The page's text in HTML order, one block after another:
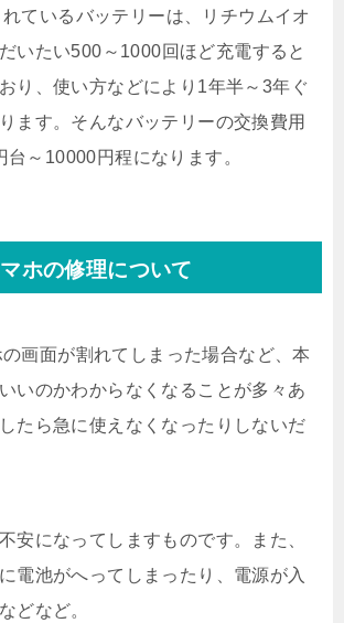
ているバッテリーは、リチウムイオ
いたい500～1000回ほど充電すると
り、使い方などにより1年半～3年ぐ
ます。そんなバッテリーの交換費用
～10000円程になります。
ホの修理について
画面が割れてしまった場合など、本
いのかわからなくなることが多々あ
たら急に使えなくなったりしないだ
安になってしますものです。また、
電池がへってしまったり、電源が入
どなど。